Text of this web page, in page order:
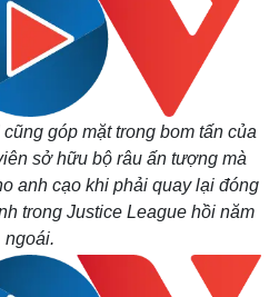
góp mặt trong bom tấn của
sở hữu bộ râu ấn tượng mà
anh cạo khi phải quay lại đóng
trong Justice League hồi năm
ngoái.